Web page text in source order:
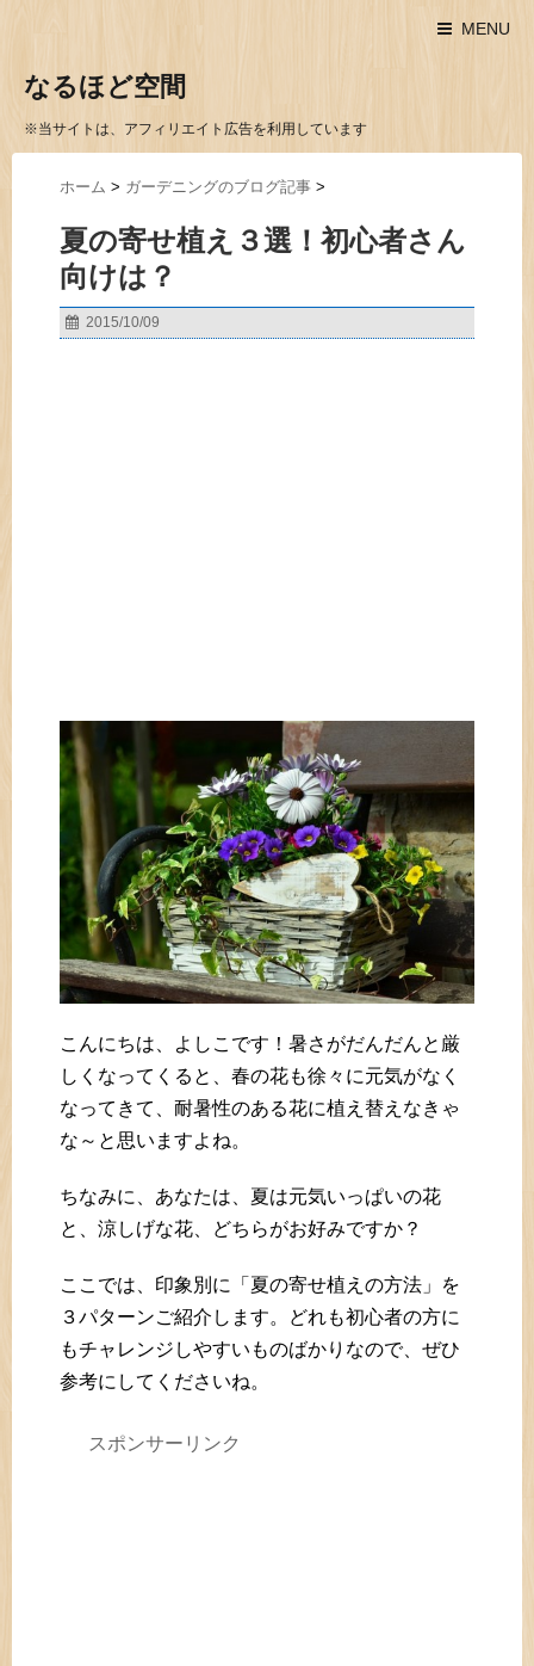
MENU
なるほど空間
※当サイトは、アフィリエイト広告を利用しています
ホーム > ガーデニングのブログ記事 >
夏の寄せ植え３選！初心者さん
向けは？
2015/10/09
こんにちは、よしこです！暑さがだんだんと厳
しくなってくると、春の花も徐々に元気がなく
なってきて、耐暑性のある花に植え替えなきゃ
な～と思いますよね。
ちなみに、あなたは、夏は元気いっぱいの花
と、涼しげな花、どちらがお好みですか？
ここでは、印象別に「夏の寄せ植えの方法」を
３パターンご紹介します。どれも初心者の方に
もチャレンジしやすいものばかりなので、ぜひ
参考にしてくださいね。
スポンサーリンク